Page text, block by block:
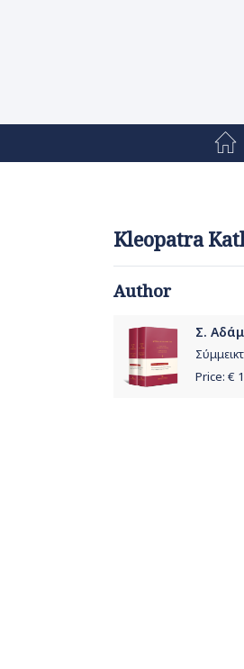
Kleopatra
Author
Σ.
Price: €